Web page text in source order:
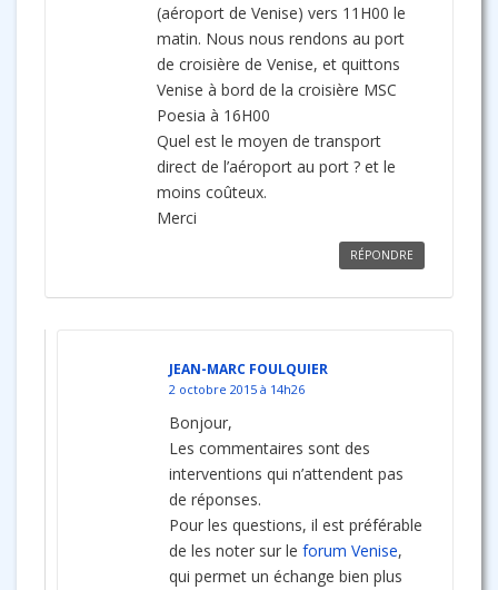
(aéroport de Venise) vers 11H00 le
matin. Nous nous rendons au port
de croisière de Venise, et quittons
Venise à bord de la croisière MSC
Poesia à 16H00
Quel est le moyen de transport
direct de l’aéroport au port ? et le
moins coûteux.
Merci
RÉPONDRE
JEAN-MARC FOULQUIER
2 octobre 2015 à 14h26
Bonjour,
Les commentaires sont des
interventions qui n’attendent pas
de réponses.
Pour les questions, il est préférable
de les noter sur le forum Venise,
qui permet un échange bien plus